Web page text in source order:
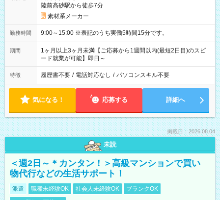
陸前高砂駅から徒歩7分
素材系メーカー
勤務時間 9:00～15:00 ※表記のうち実働5時間15分です。
期間
1ヶ月以上3ヶ月未満【ご応募から1週間以内(最短2日目)のスピ
ード就業が可能】即日～
特徴 履歴書不要 / 電話対応なし / パソコンスキル不要
気になる！ 応募する 詳細へ
掲載日：2026.08.04
未読
＜週2日～＊カンタン！＞高級マンションで買い
物代行などの生活サポート！
派遣 職種未経験OK 社会人未経験OK
ブランクOK